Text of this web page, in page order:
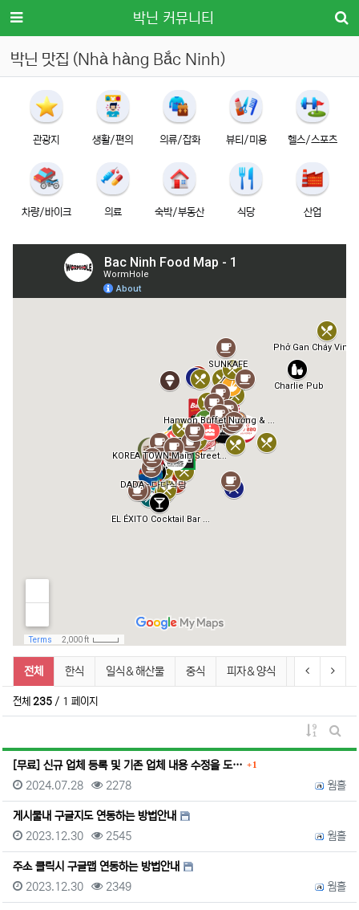
메뉴 박닌 커뮤니티
박닌 맛집 (Nhà hàng Bắc Ninh)
관광지 생활/편의 의류/잡화 뷰티/미용 헬스/스포츠
차량/바이크 의료 숙박/부동산 식당 산업
박닌 맛집 (Nhà hàng Bắc Ninh) 분류 목록
전체 한식 일식＆해산물 중식 피자＆양식 치킨＆햄버거
이전 분류다음
전체235 / 1 페이지
게시물
게시
[무료] 신규 업체 등록 및 기존 업체 내용 수정을 도… 댓글
1
등록자
웜홀
등록일
2024.07.28 조회
2278
게시물내 구글지도 연동하는 방법안내
등록자
웜홀
등록일
2023.12.30 조회
2545
주소 클릭시 구글맵 연동하는 방법안내
등록자
웜홀
등록일
2023.12.30 조회
2349